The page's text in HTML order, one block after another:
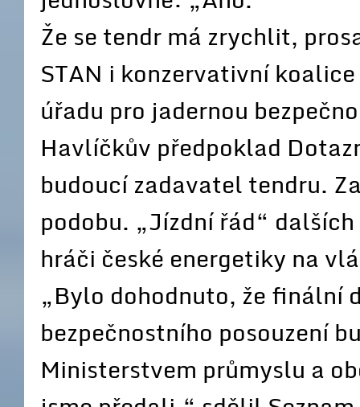
Že se tendr má zrychlit,
STAN i konzervativní
úřadu pro jadernou
Havlíčkův předpoklad
budoucí zadavatel tendru.
podobu. „Jízdní řád“
hráči české energetiky na
„Bylo dohodnuto, že finální
bezpečnostního posouzení
Ministerstvem průmyslu a